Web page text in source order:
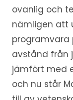
ovanlig och
nämligen att
programvara
avstånd från
jämfört med
och nu står